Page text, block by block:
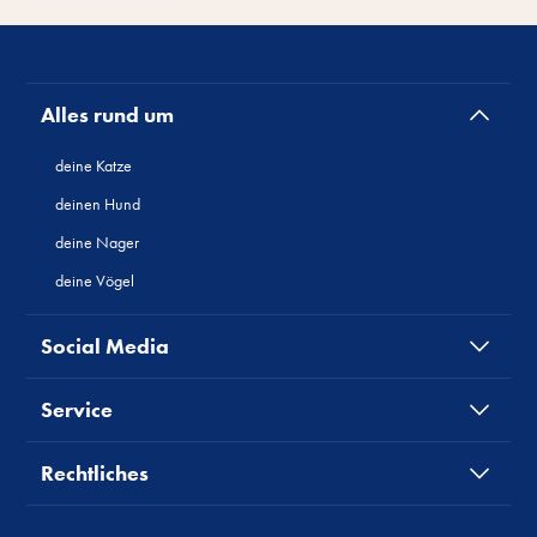
Alles rund um
deine Katze
deinen Hund
deine Nager
deine Vögel
Social Media
Service
Rechtliches